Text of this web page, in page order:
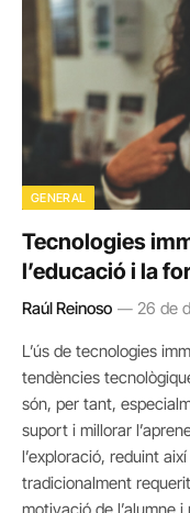
GENERAL
Tecnologies
l’educació i la
Raúl Reinoso 26 de
L’ús de tecnologies
tendències
són, per tant,
suport i millorar
l’exploració, reduint
tradicionalment